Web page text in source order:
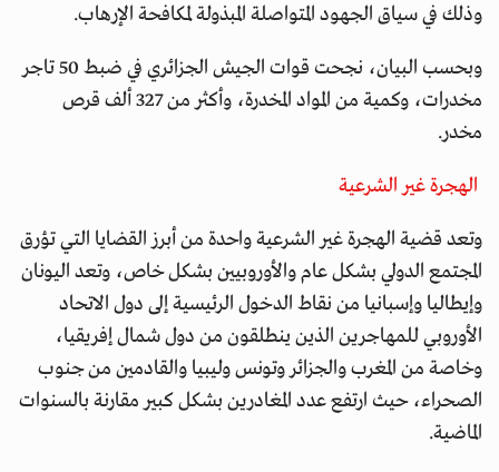
وذلك في سياق الجهود المتواصلة المبذولة لمكافحة الإرهاب.
وبحسب البيان، نجحت قوات الجيش الجزائري في ضبط 50 تاجر
مخدرات، وكمية من المواد المخدرة، وأكثر من 327 ألف قرص
مخدر.
الهجرة غير الشرعية
وتعد قضية الهجرة غير الشرعية واحدة من أبرز القضايا التي تؤرق
المجتمع الدولي بشكل عام والأوروبيين بشكل خاص، وتعد اليونان
وإيطاليا وإسبانيا من نقاط الدخول الرئيسية إلى دول الاتحاد
الأوروبي للمهاجرين الذين ينطلقون من دول شمال إفريقيا،
وخاصة من المغرب والجزائر وتونس وليبيا والقادمين من جنوب
الصحراء، حيث ارتفع عدد المغادرين بشكل كبير مقارنة بالسنوات
الماضية.